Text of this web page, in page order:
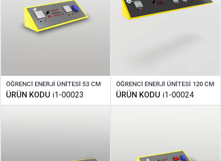
ÖĞRENCİ ENERJİ ÜNİTESİ 53 CM
ÜRÜN KODU i1-00023
ÖĞRENCİ ENERJİ ÜNİTESİ 120 CM
ÜRÜN KODU i1-00024